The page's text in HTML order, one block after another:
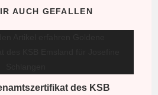
AUCH GEFALLEN
des KSB